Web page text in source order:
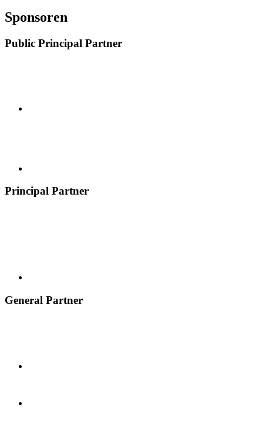
Sponsoren
Public Principal Partner
Principal Partner
General Partner